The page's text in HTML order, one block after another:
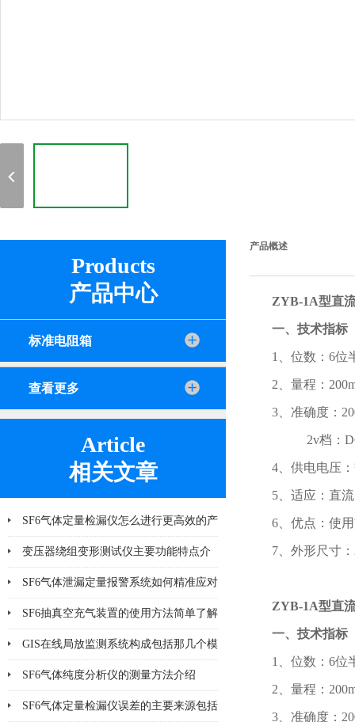
Products
产品中心
标准电阻箱
查看更多
Article
相关文章
SF6气体定量检漏仪怎么进行更高效的产
品检漏?
变压器绕组变形测试仪主要功能特点介
绍
SF6气体泄漏定量报警系统如何精准应对
泄漏风险？
SF6抽真空充气装置的使用方法简单了解
一下
GIS在线局放监测系统构成包括那几个模
块
SF6气体纯度分析仪的测量方法介绍
SF6气体定量检漏仪误差的主要来源包括
产品概述
ZYB-1A型直
一、技术指标
1、位数：6位
2、量程：
3、准确度：
2v档：DC
4、供电电压
5、适应：直
6、优点：使
7、外形尺寸
ZYB-1A型直
一、技术指标
1、位数：6位
2、量程：
3、准确度：